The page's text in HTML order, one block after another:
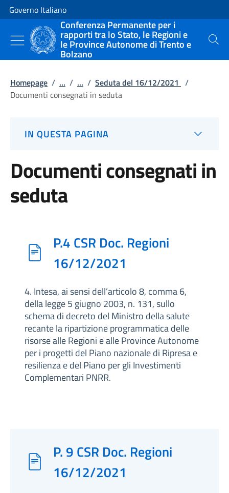
Vai al contenuto
Vai alla navigazione del sito
Governo Italiano
Conferenza Permanente per i
rapporti tra lo Stato, le Regioni e
le Province Autonome di Trento e
Bolzano
Cerca
Homepage / ... / ... / Seduta del 16/12/2021 /
Documenti consegnati in seduta
IN QUESTA PAGINA
Documenti consegnati in
seduta
P.4 CSR Doc. Regioni
16/12/2021
4. Intesa, ai sensi dell’articolo 8, comma 6,
della legge 5 giugno 2003, n. 131, sullo
schema di decreto del Ministro della salute
recante la ripartizione programmatica delle
risorse alle Regioni e alle Province Autonome
per i progetti del Piano nazionale di Ripresa e
resilienza e del Piano per gli Investimenti
Complementari PNRR.
P. 9 CSR Doc. Regioni
16/12/2021